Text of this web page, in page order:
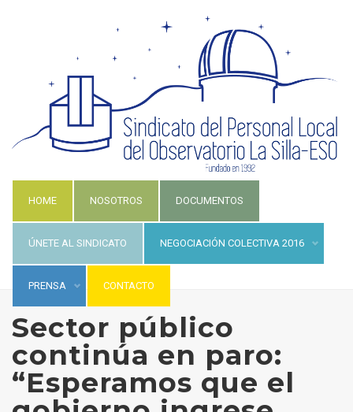
HOME NOSOTROS DOCUMENTOS
ÚNETE AL SINDICATO NEGOCIACIÓN COLECTIVA 2016
PRENSA CONTACTO
Sector público
continúa en paro:
“Esperamos que el